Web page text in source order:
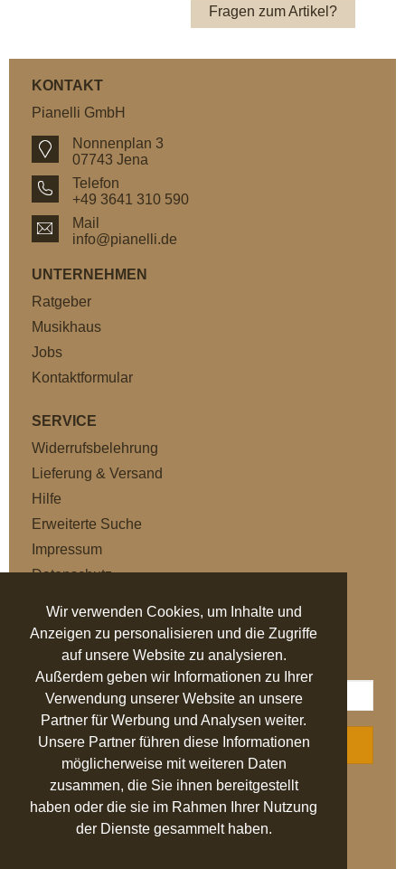
Wir verwenden Cookies, um Inhalte und
Anzeigen zu personalisieren und die Zugriffe
auf unsere Website zu analysieren.
Außerdem geben wir Informationen zu Ihrer
Verwendung unserer Website an unsere
Partner für Werbung und Analysen weiter.
Unsere Partner führen diese Informationen
möglicherweise mit weiteren Daten
zusammen, die Sie ihnen bereitgestellt
haben oder die sie im Rahmen Ihrer Nutzung
der Dienste gesammelt haben.
Fragen zum Artikel?
KONTAKT
Pianelli GmbH
Nonnenplan 3
07743 Jena
Telefon
+49 3641 310 590
Mail
info@pianelli.de
UNTERNEHMEN
Ratgeber
Musikhaus
Jobs
Kontaktformular
SERVICE
Widerrufsbelehrung
Lieferung & Versand
Hilfe
Erweiterte Suche
Impressum
Datenschutz
NEWSLETTER
ABONNIEREN
SEHR GUT